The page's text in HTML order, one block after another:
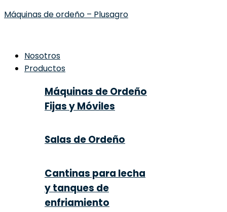
Máquinas de ordeño – Plusagro
Nosotros
Productos
Máquinas de Ordeño
Fijas y Móviles
Salas de Ordeño
Cantinas para lecha
y tanques de
enfriamiento